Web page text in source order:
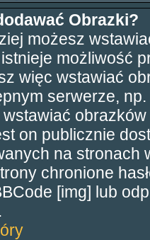
Obrazki?
możesz
możliwość
więc wstawiać
serwerze,
on publicznie
na stronach
chronione
[img] lub